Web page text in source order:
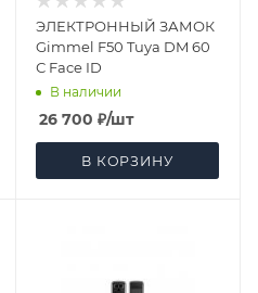
ЭЛЕКТРОННЫЙ ЗАМОК
Gimmel F50 Tuya DM 60
С Face ID
В наличии
26 700 ₽/шт
В КОРЗИНУ